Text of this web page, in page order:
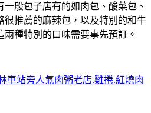
般包子店有的如肉包、酸菜包、
很推薦的麻辣包，以及特別的和牛
種特別的口味需要事先預訂。
車站旁人氣肉粥老店.雞捲.紅燒肉